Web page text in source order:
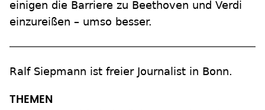
einigen die Barriere zu Beethoven und Verdi
einzureißen – umso besser.
Ralf Siepmann ist freier Journalist in Bonn.